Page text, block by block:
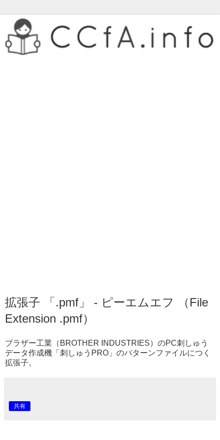
拡張子 「.pmf」 - ピーエムエフ （File
Extension .pmf）
ブラザー工業（BROTHER INDUSTRIES）のPC刺しゅう
データ作成機「刺しゅうPRO」のパターンファイルにつく
拡張子。
共有